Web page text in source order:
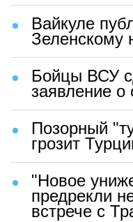
Вайкуле
Зеленскому
Бойцы ВСУ
заявление о
Позорный
грозит
"Новое
предрекли
встрече с